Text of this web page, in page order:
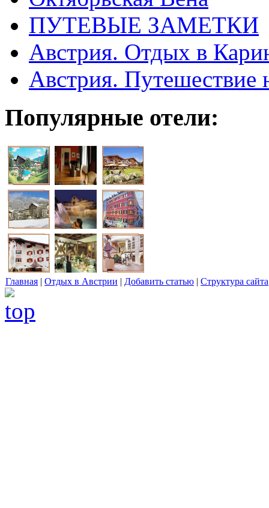
ПУТЕВЫЕ ЗАМЕТКИ
Австрия. Отдых в
Австрия.
Популярные отели:
Главная | Отдых в Австрии | Добавить статью | Структура сайта